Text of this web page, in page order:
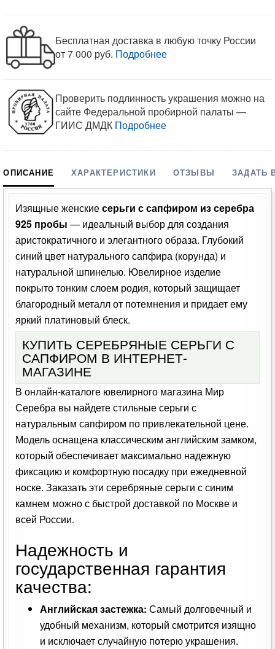
Бесплатная доставка в любую точку России
от 7 000 руб. Подробнее
Проверить подлинность украшения можно на
сайте Федеральной пробирной палаты —
ГИИС ДМДК Подробнее
ОПИСАНИЕ ХАРАКТЕРИСТИКИ ОТЗЫВЫ ЗАДАТЬ
Изящные женскиесерьги с сапфиром из серебра
925 пробы — идеальный выбор для создания
аристократичного и элегантного образа. Глубокий
синий цвет натурального сапфира (корунда) и
натуральной шпинелью. Ювелирное изделие
покрыто тонким слоем родия, который защищает
благородный металл от потемнения и придает ему
яркий платиновый блеск.
КУПИТЬ СЕРЕБРЯНЫЕ СЕРЬГИ С
САПФИРОМ В ИНТЕРНЕТ-
МАГАЗИНЕ
В онлайн-каталоге ювелирного магазина Мир
Серебра вы найдете стильные серьги с
натуральным сапфиром по привлекательной цене.
Модель оснащена классическим английским замком,
который обеспечивает максимально надежную
фиксацию и комфортную посадку при ежедневной
носке. Заказать эти серебряные серьги с синим
камнем можно с быстрой доставкой по Москве и
всей России.
Надежность и
государственная гарантия
качества:
Английская застежка: Самый долговечный и
удобный механизм, который смотрится изящно
и исключает случайную потерю украшения.